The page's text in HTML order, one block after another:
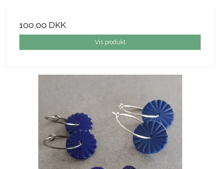
100,00 DKK
Vis produkt